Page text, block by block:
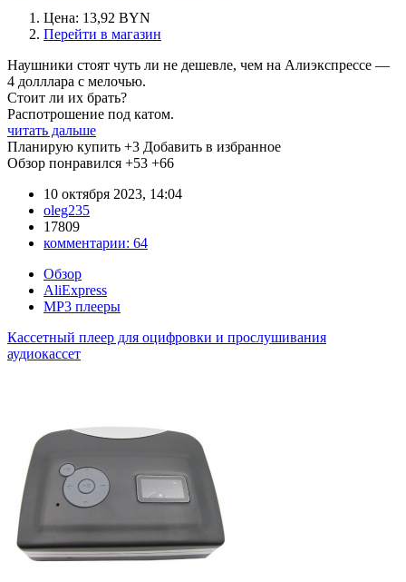
Цена: 13,92 BYN
Перейти в магазин
Наушники стоят чуть ли не дешевле, чем на Алиэкспрессе —
4 долллара с мелочью.
Стоит ли их брать?
Распотрошение под катом.
читать дальше
Планирую купить +3 Добавить в избранное
Обзор понравился +53 +66
10 октября 2023, 14:04
oleg235
17809
комментарии: 64
Обзор
AliExpress
MP3 плееры
Кассетный плеер для оцифровки и прослушивания
аудиокассет